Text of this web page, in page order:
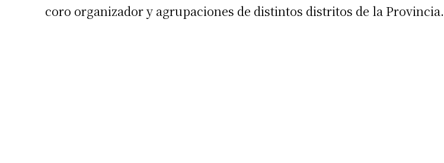
coro organizador y agrupaciones de distintos distritos de la Provincia.